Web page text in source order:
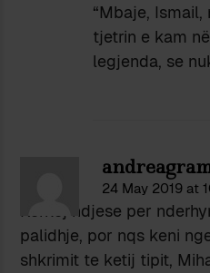
“Mbaje,
tjetrin e kam
legjenda, se
24 May 2019 at
Kerkoj ndjese per
palidhje, por nqs keni
shkrimit te ketij tipit,